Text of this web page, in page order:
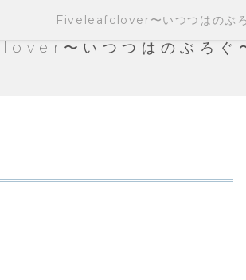
〜いつつはのぶろぐ
Fiveleafclover〜いつつはのぶ